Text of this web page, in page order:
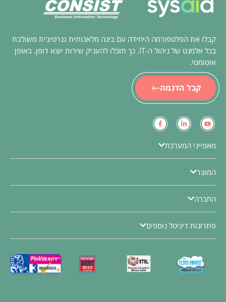
קבלו את הפלטפורמה היחידה עם בינה מלאכותית גנרטיבית משולבת
בכל אלמנט של ניהול ה-IT. כך תוכלו להעניק שירות יוצא דופן. באופן
אוטומטי.
קבל הדגמה
מאפייני המערכת
המוצר
החברה
פתרונות דיגיטל נוספים